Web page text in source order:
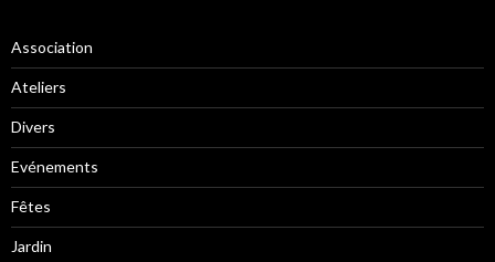
Association
Ateliers
Divers
Evénements
Fêtes
Jardin